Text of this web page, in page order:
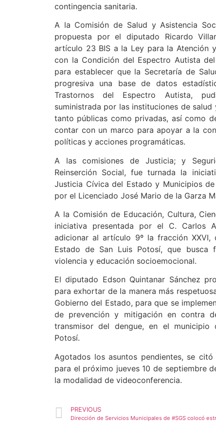
contingencia sanitaria.
A la Comisión de Salud y Asistencia
propuesta por el diputado Ricardo
artículo 23 BIS a la Ley para la Atención
con la Condición del Espectro Autista
para establecer que la Secretaría de
progresiva una base de datos
Trastornos del Espectro Autista,
suministrada por las instituciones de
tanto públicas como privadas, así como
contar con un marco para apoyar a la
políticas y acciones programáticas.
A las comisiones de Justicia; y
Reinserción Social, fue turnada la
Justicia Cívica del Estado y Municipios
por el Licenciado José Mario de la Garza
A la Comisión de Educación, Cultura,
iniciativa presentada por el C. Carlos
adicionar al artículo 9º la fracción
Estado de San Luis Potosí, que busca
violencia y educación socioemocional.
El diputado Edson Quintanar Sánchez
para exhortar de la manera más
Gobierno del Estado, para que se
de prevención y mitigación en contra
transmisor del dengue, en el municipio
Potosí.
Agotados los asuntos pendientes, se
para el próximo jueves 10 de septiembre
la modalidad de videoconferencia.
PREVIOUS